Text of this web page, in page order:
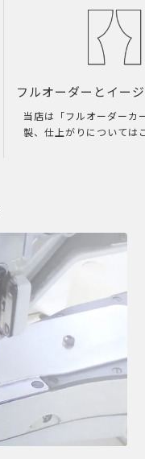
フルオーダーとイー
当店は「フルオーダーカ
製、仕上がりについては